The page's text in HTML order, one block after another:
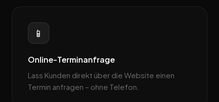
📱
Online-Terminanfrage
Lass Kunden direkt über die Website einen
Termin anfragen – ohne Telefon.